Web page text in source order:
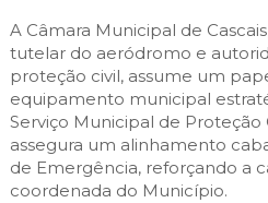
A Câmara Municipal de
tutelar do aeródromo e
proteção civil, assume um
equipamento municipal
Serviço Municipal de Proteção
assegura um alinhamento
de Emergência, reforçando a
coordenada do Município.